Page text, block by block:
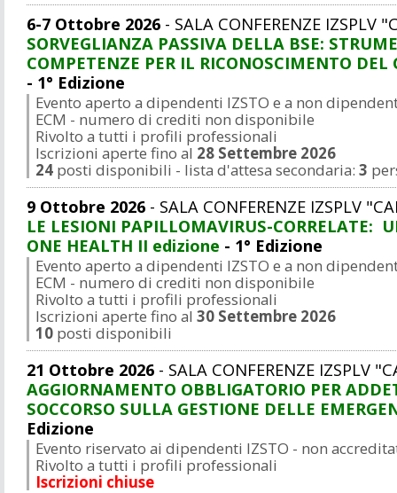
6-7 Ottobre 2026 - SALA CONFERENZE IZSPLV
SORVEGLIANZA PASSIVA DELLA BSE:
COMPETENZE PER IL RICONOSCIMENTO DEL
- 1° Edizione
Evento aperto a dipendenti IZSTO e a non
ECM - numero di crediti non disponibile
Rivolto a tutti i profili professionali
Iscrizioni aperte fino al 28 Settembre 2026
24 posti disponibili - lista d'attesa secondaria: 3
9 Ottobre 2026 - SALA CONFERENZE IZSPLV
LE LESIONI PAPILLOMAVIRUS-CORRELATE:
ONE HEALTH​ II edizione​ - 1° Edizione
Evento aperto a dipendenti IZSTO e a non
ECM - numero di crediti non disponibile
Rivolto a tutti i profili professionali
Iscrizioni aperte fino al 30 Settembre 2026
10 posti disponibili
21 Ottobre 2026 - SALA CONFERENZE IZSPLV
AGGIORNAMENTO OBBLIGATORIO PER
SOCCORSO SULLA GESTIONE DELLE
Edizione
Evento riservato ai dipendenti IZSTO - non
Rivolto a tutti i profili professionali
Iscrizioni chiuse